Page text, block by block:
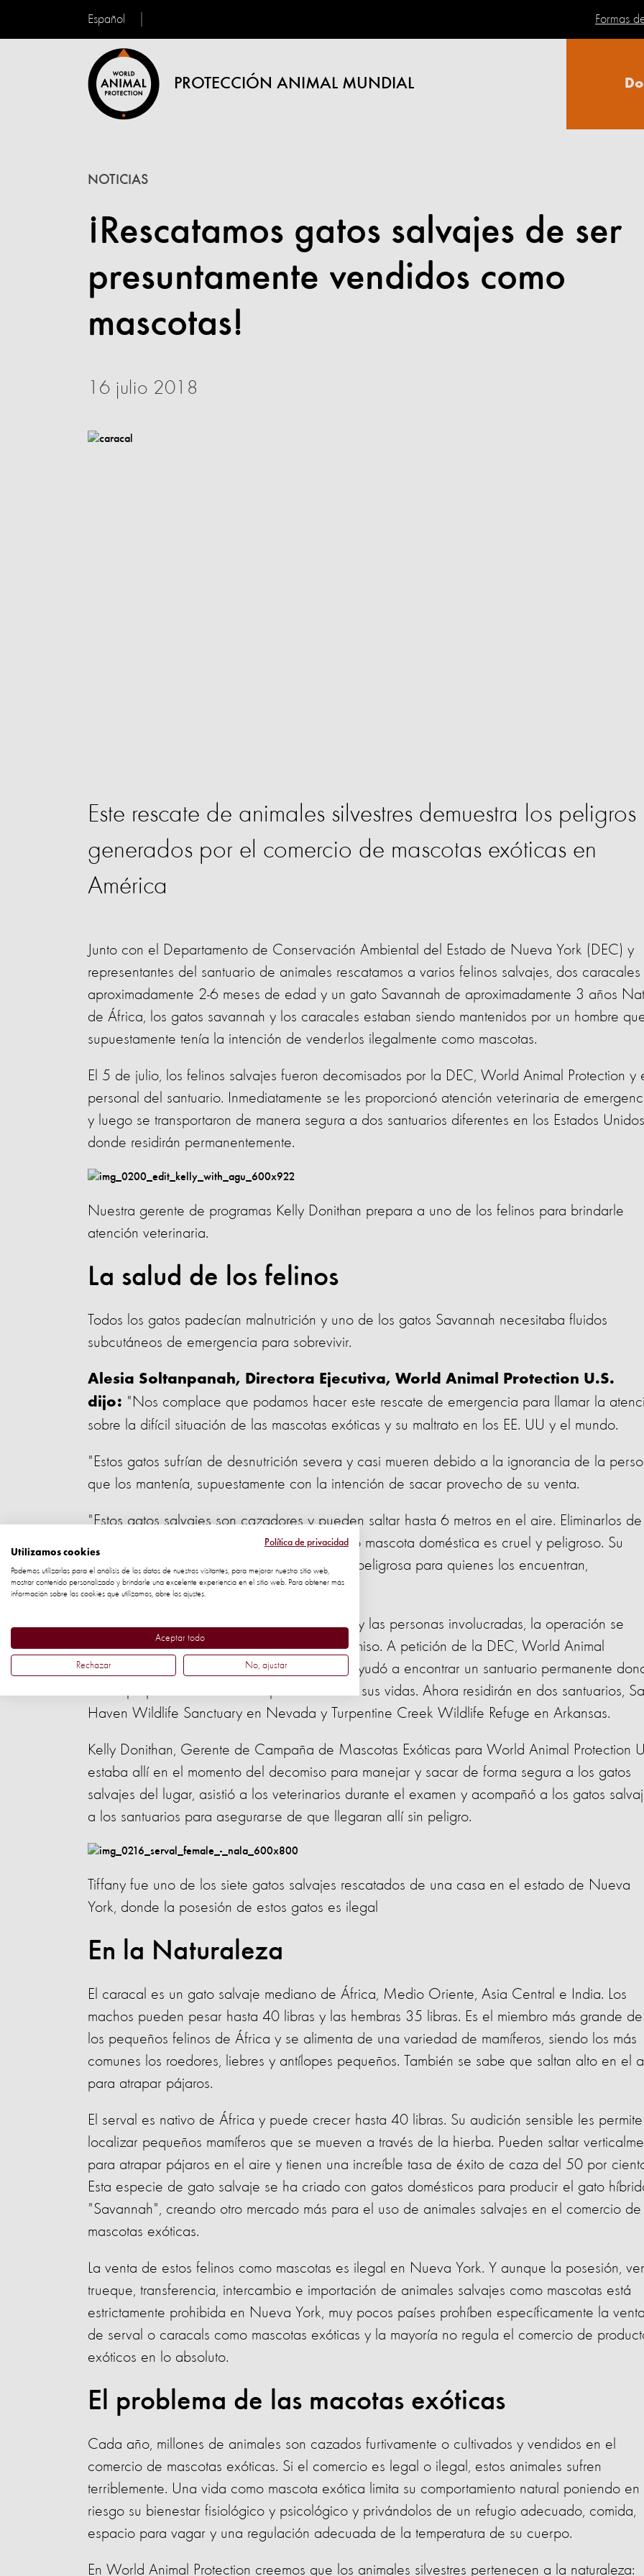
Español
PROTECCIÓN ANIMAL MUNDIAL
Formas
¡Rescatamos gatos salvajes de ser
presuntamente vendidos como
mascotas!
NOTICIAS
16 julio 2018
Este rescate de animales silvestres demuestra los peligros
generados por el comercio de mascotas exóticas en
América
Junto con el Departamento de Conservación Ambiental del Estado de Nueva York (DEC) y
representantes del santuario de animales rescatamos a varios felinos salvajes, dos
aproximadamente 2-6 meses de edad y un gato Savannah de aproximadamente 3 años
de África, los gatos savannah y los caracales estaban siendo mantenidos por un hombre
supuestamente tenía la intención de venderlos ilegalmente como mascotas.
El 5 de julio, los felinos salvajes fueron decomisados por la DEC, World Animal Protection y
personal del santuario. Inmediatamente se les proporcionó atención veterinaria de
y luego se transportaron de manera segura a dos santuarios diferentes en los Estados
donde residirán permanentemente.
Nuestra gerente de programas Kelly Donithan prepara a uno de los felinos para brindarle
atención veterinaria.
La salud de los felinos
Todos los gatos padecían malnutrición y uno de los gatos Savannah necesitaba fluidos
subcutáneos de emergencia para sobrevivir.
Alesia Soltanpanah, Directora Ejecutiva, World Animal Protection U.S.
dijo: "Nos complace que podamos hacer este rescate de emergencia para llamar la
sobre la difícil situación de las mascotas exóticas y su maltrato en los EE. UU y el mundo.
"Estos gatos sufrían de desnutrición severa y casi mueren debido a la ignorancia de la
que los mantenía, supuestamente con la intención de sacar provecho de su venta.
"Estos gatos salvajes son cazadores y pueden saltar hasta 6 metros en el aire. Eliminarlos de
entorno natural y someterlos a una vida como mascota doméstica es cruel y peligroso. Su
tamaño e instinto natural crean una situación peligrosa para quienes los encuentran,
especialmente animales pequeños y niños ".
Para garantizar la seguridad de los animales y las personas involucradas, la operación se
planificó durante la semana anterior al decomiso. A petición de la DEC, World Animal
Protection aseguró la atención veterinaria y ayudó a encontrar un santuario permanente
se les proporcionará atención por el resto de sus vidas. Ahora residirán en dos santuarios,
Haven Wildlife Sanctuary en Nevada y Turpentine Creek Wildlife Refuge en Arkansas.
Kelly Donithan, Gerente de Campaña de Mascotas Exóticas para World Animal Protection
estaba allí en el momento del decomiso para manejar y sacar de forma segura a los gatos
salvajes del lugar, asistió a los veterinarios durante el examen y acompañó a los gatos
a los santuarios para asegurarse de que llegaran allí sin peligro.
Tiffany fue uno de los siete gatos salvajes rescatados de una casa en el estado de Nueva
York, donde la posesión de estos gatos es ilegal
En la Naturaleza
El caracal es un gato salvaje mediano de África, Medio Oriente, Asia Central e India. Los
machos pueden pesar hasta 40 libras y las hembras 35 libras. Es el miembro más grande de
los pequeños felinos de África y se alimenta de una variedad de mamíferos, siendo los más
comunes los roedores, liebres y antílopes pequeños. También se sabe que saltan alto en el
para atrapar pájaros.
El serval es nativo de África y puede crecer hasta 40 libras. Su audición sensible les permite
localizar pequeños mamíferos que se mueven a través de la hierba. Pueden saltar
para atrapar pájaros en el aire y tienen una increíble tasa de éxito de caza del 50 por
Esta especie de gato salvaje se ha criado con gatos domésticos para producir el gato
"Savannah", creando otro mercado más para el uso de animales salvajes en el comercio de
mascotas exóticas.
La venta de estos felinos como mascotas es ilegal en Nueva York. Y aunque la posesión,
trueque, transferencia, intercambio e importación de animales salvajes como mascotas está
estrictamente prohibida en Nueva York, muy pocos países prohíben específicamente la venta
de serval o caracals como mascotas exóticas y la mayoría no regula el comercio de
exóticos en lo absoluto.
El problema de las macotas exóticas
Cada año, millones de animales son cazados furtivamente o cultivados y vendidos en el
comercio de mascotas exóticas. Si el comercio es legal o ilegal, estos animales sufren
terriblemente. Una vida como mascota exótica limita su comportamiento natural poniendo en
riesgo su bienestar fisiológico y psicológico y privándolos de un refugio adecuado, comida,
espacio para vagar y una regulación adecuada de la temperatura de su cuerpo.
En World Animal Protection creemos que los animales silvestres pertenecen a la naturaleza:
Política de privacidad
Utilizamos cookies
Podemos utilizarlas para el análisis de los datos de nuestros visitantes, para mejorar nuestro sitio web,
mostrar contenido personalizado y brindarle una excelente experiencia en el sitio web. Para obtener más
información sobre las cookies que utilizamos, abre los ajustes.
Aceptar todo
Rechazar No, ajustar